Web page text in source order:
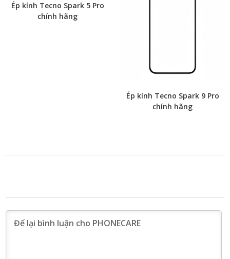
Ép kính Tecno Spark 5 Pro
chính hãng
Ép kính Tecno Spark 9 Pro
chính hãng